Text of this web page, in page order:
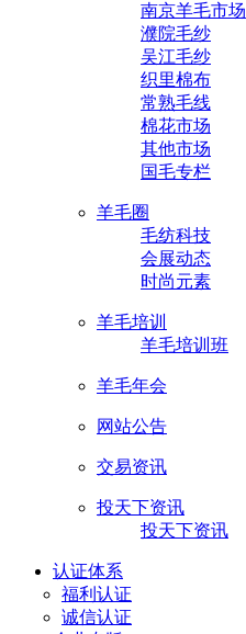
南京羊毛市场
濮院毛纱
吴江毛纱
织里棉布
常熟毛线
棉花市场
其他市场
国毛专栏
羊毛圈
毛纺科技
会展动态
时尚元素
羊毛培训
羊毛培训班
羊毛年会
网站公告
交易资讯
投天下资讯
投天下资讯
认证体系
福利认证
诚信认证